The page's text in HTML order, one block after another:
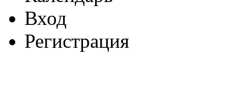
Вход
Регистрация